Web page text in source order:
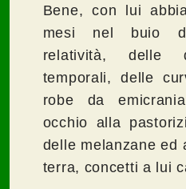
Bene, con lui
mesi nel buio
relatività, delle
temporali, delle
robe da
occhio alla
delle melanzane ed
terra, concetti a lui